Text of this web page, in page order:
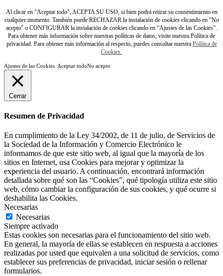
Al clicar en "Aceptar todo", ACEPTA SU USO, si bien podrá retirar su consentimiento en
cualquier momento. También puede RECHAZAR la instalación de cookies clicando en “No
acepto" o CONFIGURAR la instalación de cookies clicando en “Ajustes de las Cookies”.
Para obtener más información sobre nuestras políticas de datos, visite nuestra Política de
privacidad. Para obtener más información al respecto, puedes consultar nuestra Política de
Cookies.
Ajustes de las Cookies Aceptar todoNo acepto
Cerrar
Resumen de Privacidad
En cumplimiento de la Ley 34/2002, de 11 de julio, de Servicios de
la Sociedad de la Información y Comercio Electrónico le
informamos de que este sitio web, al igual que la mayoría de los
sitios en Internet, usa Cookies para mejorar y optimizar la
experiencia del usuario. A continuación, encontrará información
detallada sobre qué son las “Cookies”, qué tipología utiliza este sitio
web, cómo cambiar la configuración de sus cookies, y qué ocurre si
deshabilita las Cookies.
Necesarias
Necesarias
Siempre activado
Estas cookies son necesarias para el funcionamiento del sitio web.
En general, la mayoría de ellas se establecen en respuesta a acciones
realizadas por usted que equivalen a una solicitud de servicios, como
establecer sus preferencias de privacidad, iniciar sesión o rellenar
formularios.